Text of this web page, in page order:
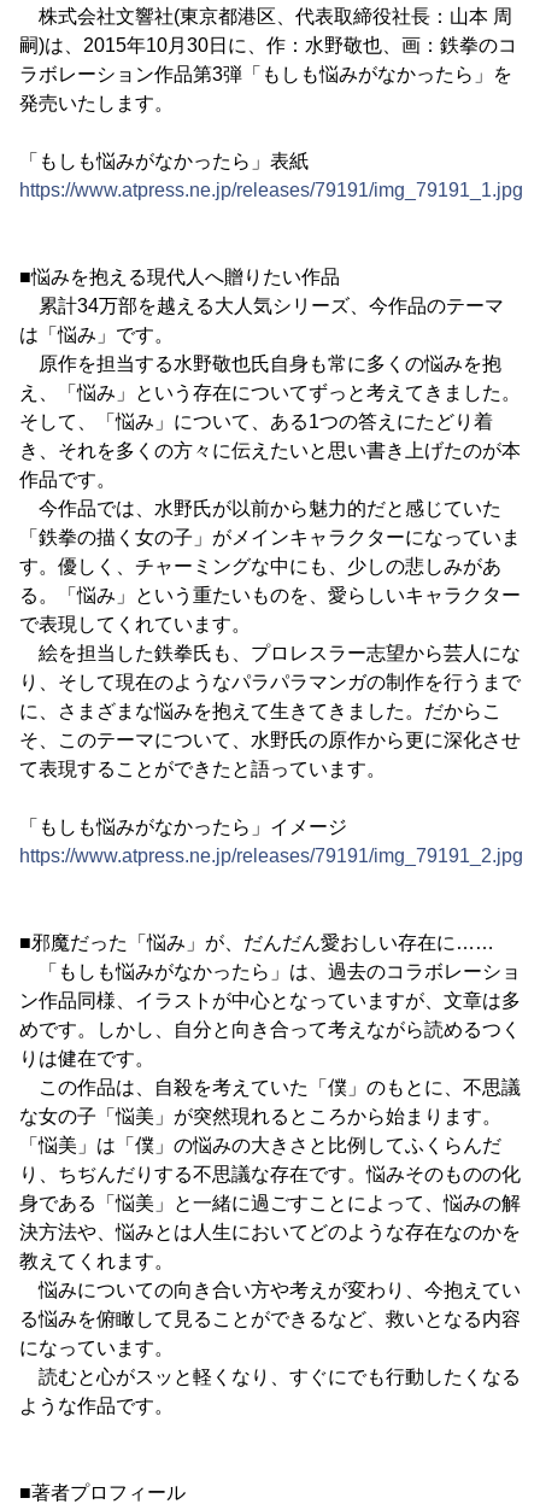
株式会社文響社(東京都港区、代表取締役社長：山本 周
嗣)は、2015年10月30日に、作：水野敬也、画：鉄拳のコ
ラボレーション作品第3弾「もしも悩みがなかったら」を
発売いたします。
「もしも悩みがなかったら」表紙
https://www.atpress.ne.jp/releases/79191/img_79191_1.jpg
■悩みを抱える現代人へ贈りたい作品
累計34万部を越える大人気シリーズ、今作品のテーマ
は「悩み」です。
原作を担当する水野敬也氏自身も常に多くの悩みを抱
え、「悩み」という存在についてずっと考えてきました。
そして、「悩み」について、ある1つの答えにたどり着
き、それを多くの方々に伝えたいと思い書き上げたのが本
作品です。
今作品では、水野氏が以前から魅力的だと感じていた
「鉄拳の描く女の子」がメインキャラクターになっていま
す。優しく、チャーミングな中にも、少しの悲しみがあ
る。「悩み」という重たいものを、愛らしいキャラクター
で表現してくれています。
絵を担当した鉄拳氏も、プロレスラー志望から芸人にな
り、そして現在のようなパラパラマンガの制作を行うまで
に、さまざまな悩みを抱えて生きてきました。だからこ
そ、このテーマについて、水野氏の原作から更に深化させ
て表現することができたと語っています。
「もしも悩みがなかったら」イメージ
https://www.atpress.ne.jp/releases/79191/img_79191_2.jpg
■邪魔だった「悩み」が、だんだん愛おしい存在に……
「もしも悩みがなかったら」は、過去のコラボレーショ
ン作品同様、イラストが中心となっていますが、文章は多
めです。しかし、自分と向き合って考えながら読めるつく
りは健在です。
この作品は、自殺を考えていた「僕」のもとに、不思議
な女の子「悩美」が突然現れるところから始まります。
「悩美」は「僕」の悩みの大きさと比例してふくらんだ
り、ちぢんだりする不思議な存在です。悩みそのものの化
身である「悩美」と一緒に過ごすことによって、悩みの解
決方法や、悩みとは人生においてどのような存在なのかを
教えてくれます。
悩みについての向き合い方や考えが変わり、今抱えてい
る悩みを俯瞰して見ることができるなど、救いとなる内容
になっています。
読むと心がスッと軽くなり、すぐにでも行動したくなる
ような作品です。
■著者プロフィール